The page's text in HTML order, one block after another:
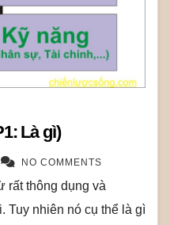
Là gì)
NO COMMENTS
rất thông dụng và
nhiên nó cụ thể là gì